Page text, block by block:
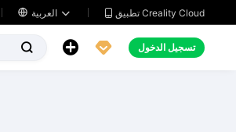
   تطبيق Creality Cloud
   تسجيل الدخول